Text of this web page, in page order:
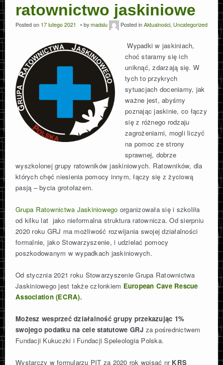
ratownictwo jaskiniowe
Posted on 17 lutego 2021 by madslu Posted in Aktualności Uncategorized
Wypadki w jaskiniach,
choć staramy się ich
uniknąć, zdarzają się. W
tych to przykrych
sytuacjach doceniamy, jak
ważne jest, abyśmy
poznając jaskinie, co łączy
się z różnego rodzaju
zagrożeniami, mogli liczyć
na pomoc ze strony
sprawnej, dobrze
wyszkolonej grupy ratowników jaskiniowych. Ratowników, dla
których chęć niesienia pomocy innym, łączy się z życiową
pasją – bycia grotołazem.
Grupa Ratownictwa Jaskiniowego organizowała się i szkoliła
od kilku lat jako nieformalna struktura ratownicza. Od sierpniu
2020 roku GRJ ma możliwość rozwijania swojej działalności
formalnie, jako Stowarzyszenie, i udzielać pomocy
poszkodowanym w wypadkach jaskiniowych.
Od stycznia 2021 roku Stowarzyszenie Grupa Ratownictwa
Jaskiniowego jest także członkiem European Cave Rescue
Association (ECRA).
Możesz wesprzeć działalność grupy przekazując 1%
swojego podatku na cele statutowe GRJ za pośrednictwem
Fundacji Kukuczki i Fundacji Speleologia Polska.
Wystarczy w formularzu PIT za 2020 rok wpisać nr KRS